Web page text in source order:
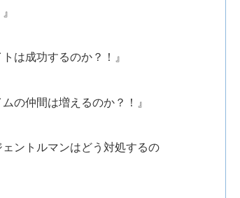
は成功するのか？！』
の仲間は増えるのか？！』
ントルマンはどう対処するの